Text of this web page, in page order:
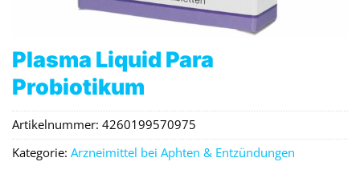
Plasma Liquid Para
Probiotikum
Artikelnummer: 4260199570975
Kategorie: Arzneimittel bei Aphten & Entzündungen